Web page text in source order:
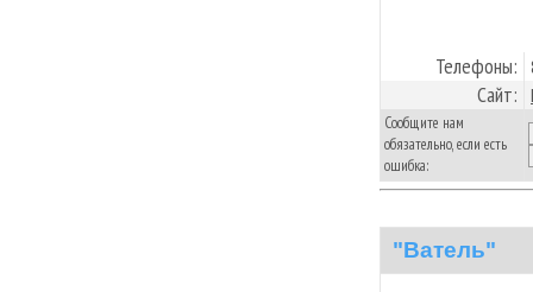
Телефоны:
Сайт:
Сообщите нам
обязательно, если есть
ошибка:
"Ватель"